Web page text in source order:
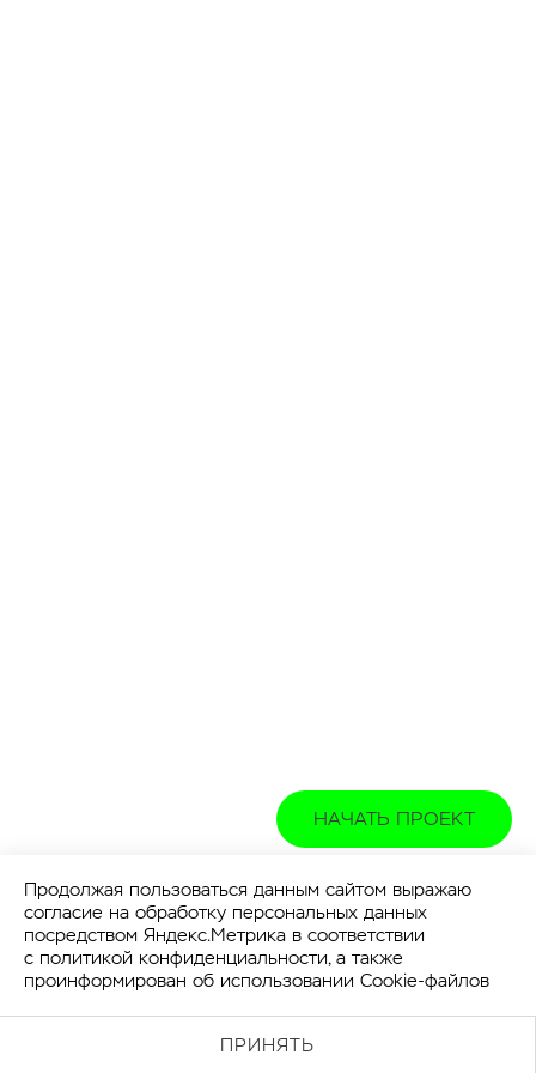
НАЧАТЬ ПРОЕКТ
Продолжая пользоваться данным сайтом выражаю
согласие на обработку персональных данных
посредством Яндекс.Метрика в соответствии
с политикой конфиденциальности, а также
проинформирован об использовании Cookie-файлов
ПРИНЯТЬ